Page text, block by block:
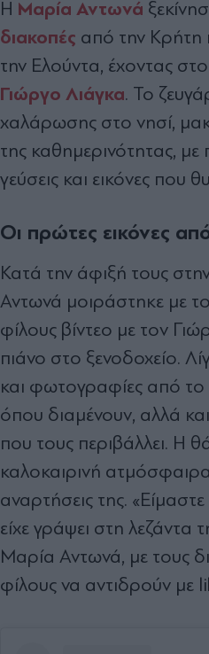
Η Μαρία Αντωνά
διακοπές από την Κρήτη
την Ελούντα, έχοντας
Γιώργο Λιάγκα. Το
χαλάρωσης στο νησί,
της καθημερινότητας, με
γεύσεις και εικόνες που
Οι πρώτες εικόνες
Κατά την άφιξή τους
Αντωνά μοιράστηκε με
φίλους βίντεο με τον
πιάνο στο ξενοδοχείο.
και φωτογραφίες από το
όπου διαμένουν, αλλά
που τους περιβάλλει. Η
καλοκαιρινή
αναρτήσεις της.
είχε γράψει στη λεζάντα
Μαρία Αντωνά, με τους
φίλους να αντιδρούν με